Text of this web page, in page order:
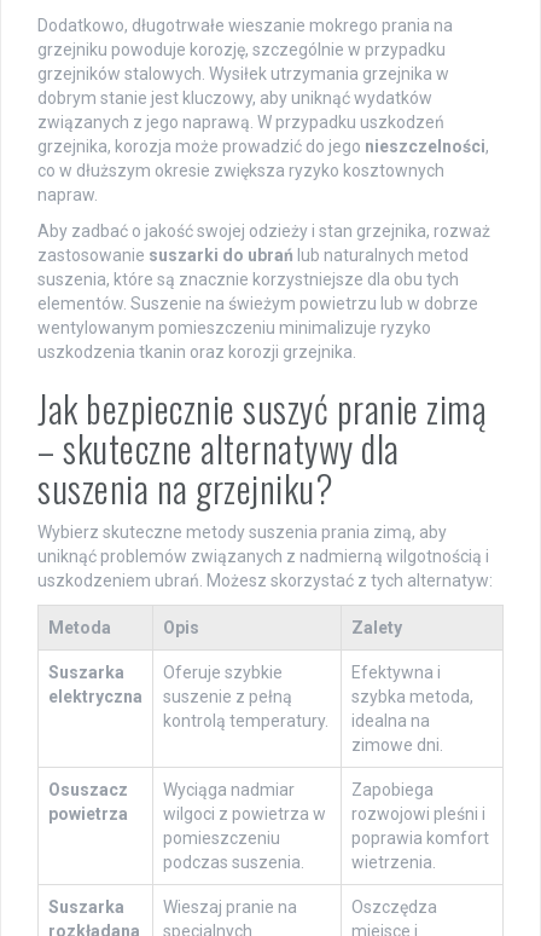
Dodatkowo, długotrwałe wieszanie mokrego prania na
grzejniku powoduje korozję, szczególnie w przypadku
grzejników stalowych. Wysiłek utrzymania grzejnika w
dobrym stanie jest kluczowy, aby uniknąć wydatków
związanych z jego naprawą. W przypadku uszkodzeń
grzejnika, korozja może prowadzić do jego nieszczelności,
co w dłuższym okresie zwiększa ryzyko kosztownych
napraw.
Aby zadbać o jakość swojej odzieży i stan grzejnika, rozważ
zastosowanie suszarki do ubrań lub naturalnych metod
suszenia, które są znacznie korzystniejsze dla obu tych
elementów. Suszenie na świeżym powietrzu lub w dobrze
wentylowanym pomieszczeniu minimalizuje ryzyko
uszkodzenia tkanin oraz korozji grzejnika.
Jak bezpiecznie suszyć pranie zimą
– skuteczne alternatywy dla
suszenia na grzejniku?
Wybierz skuteczne metody suszenia prania zimą, aby
uniknąć problemów związanych z nadmierną wilgotnością i
uszkodzeniem ubrań. Możesz skorzystać z tych alternatyw:
Metoda Opis Zalety
Suszarka
elektryczna
Oferuje szybkie
suszenie z pełną
kontrolą temperatury.
Efektywna i
szybka metoda,
idealna na
zimowe dni.
Osuszacz
powietrza
Wyciąga nadmiar
wilgoci z powietrza w
pomieszczeniu
podczas suszenia.
Zapobiega
rozwojowi pleśni i
poprawia komfort
wietrzenia.
Suszarka
rozkładana
Wieszaj pranie na
specjalnych
Oszczędza
miejsce i